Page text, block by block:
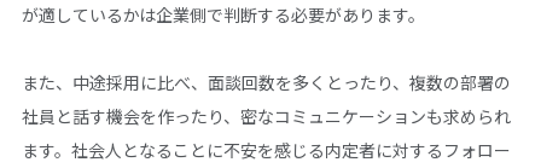
が適しているかは企業側で判断する必要があります。
また、中途採用に比べ、面談回数を多くとったり、複数の部署の
社員と話す機会を作ったり、密なコミュニケーションも求められ
ます。社会人となることに不安を感じる内定者に対するフォロー